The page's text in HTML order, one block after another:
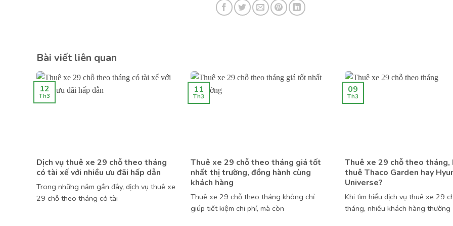
Bài viết liên quan
Dịch vụ thuê xe 29 chỗ theo tháng
có tài xế với nhiều ưu đãi hấp dẫn
Trong những năm gần đây, dịch vụ thuê xe
29 chỗ theo tháng có tài
12
Th3
Thuê xe 29 chỗ theo tháng giá tốt
nhất thị trường, đồng hành cùng
khách hàng
Thuê xe 29 chỗ theo tháng không chỉ
giúp tiết kiệm chi phí, mà còn
11
Th3
Thuê xe 29 chỗ theo tháng,
thuê Thaco Garden hay
Universe?
Khi tìm hiểu dịch vụ thuê xe 29
tháng, nhiều khách hàng thường
09
Th3